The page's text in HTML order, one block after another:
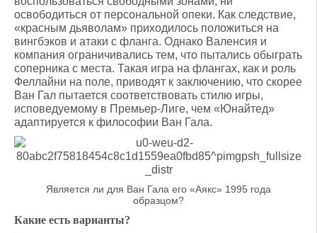
освободиться от персональной опеки. Как следствие,
«красным дьяволам» приходилось положиться на
вингбэков и атаки с фланга. Однако Валенсия и
компания ограничивались тем, что пытались обыграть
соперника с места. Такая игра на флангах, как и роль
Феллайни на поле, приводят к заключению, что скорее
Ван Гал пытается соответствовать стилю игры,
исповедуемому в Премьер-Лиге, чем «Юнайтед»
адаптируется к философии Ван Гала.
Является ли для Ван Гала его «Аякс» 1995 года
образцом?
Какие есть варианты?